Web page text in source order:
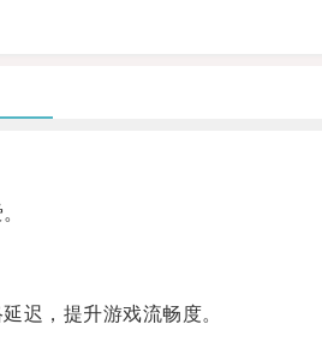
迟，提升游戏流畅度。